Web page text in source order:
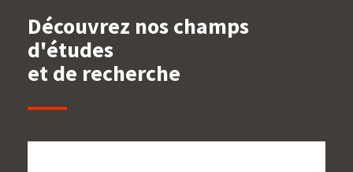
Découvrez nos champs
d'études
et de recherche